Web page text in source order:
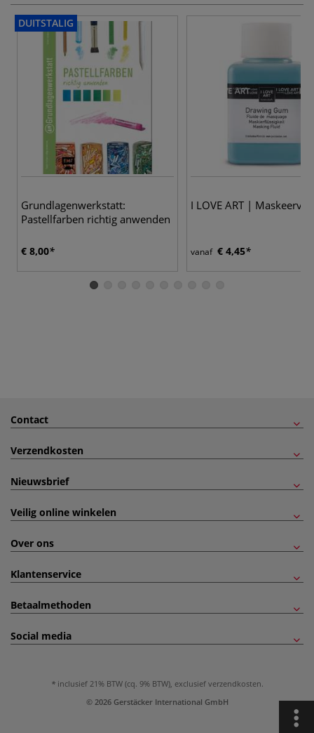
DUITSTALIG
Grundlagenwerkstatt:
Pastellfarben richtig anwenden
€ 8,00
I LOVE ART |
vanaf € 4,45
Contact
Verzendkosten
Nieuwsbrief
Veilig online winkelen
Over ons
Klantenservice
Betaalmethoden
Social media
inclusief 21% BTW (cq. 9% BTW), exclusief verzendkosten.
© 2026 Gerstäcker International GmbH